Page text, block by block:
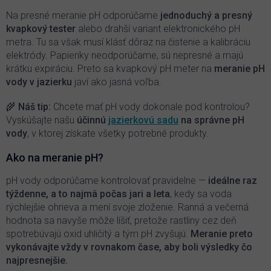
c
i
e
p
r
v
k
v
ý
p
i
Na presné meranie pH odporúčame jednoduchý a presný
kvapkový tester alebo drahší variant elektronického pH
metra. Tu sa však musí klásť dôraz na čistenie a kalibráciu
elektródy. Papieriky neodporúčame, sú nepresné a majú
krátku expiráciu. Preto sa kvapkový pH meter na meranie pH
vody v jazierku javí ako jasná voľba.
🌾 Náš tip: Chcete mať pH vody dokonale pod kontrolou?
Vyskúšajte našu účinnú jazierkovú sadu na správne pH
vody, v ktorej získate všetky potrebné produkty.
Ako na meranie pH?
pH vody odporúčame kontrolovať pravidelne — ideálne raz
týždenne, a to najmä počas jari a leta, kedy sa voda
rýchlejšie ohrieva a mení svoje zloženie. Ranná a večerná
hodnota sa navyše môže líšiť, pretože rastliny cez deň
spotrebúvajú oxid uhličitý a tým pH zvyšujú. Meranie preto
vykonávajte vždy v rovnakom čase, aby boli výsledky čo
najpresnejšie.